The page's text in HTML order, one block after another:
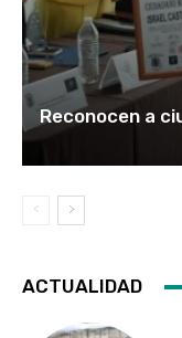
Reconocen a
ACTUALIDAD